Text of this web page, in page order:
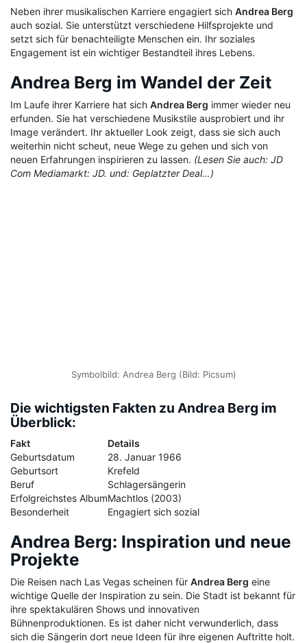
Neben ihrer musikalischen Karriere engagiert sich Andrea Berg
auch sozial. Sie unterstützt verschiedene Hilfsprojekte und
setzt sich für benachteiligte Menschen ein. Ihr soziales
Engagement ist ein wichtiger Bestandteil ihres Lebens.
Andrea Berg im Wandel der Zeit
Im Laufe ihrer Karriere hat sich Andrea Berg immer wieder neu
erfunden. Sie hat verschiedene Musikstile ausprobiert und ihr
Image verändert. Ihr aktueller Look zeigt, dass sie sich auch
weiterhin nicht scheut, neue Wege zu gehen und sich von
neuen Erfahrungen inspirieren zu lassen. (Lesen Sie auch: JD
Com Mediamarkt: JD. und: Geplatzter Deal…)
Symbolbild: Andrea Berg (Bild: Picsum)
Die wichtigsten Fakten zu Andrea Berg im
Überblick:
Fakt
Details
Geburtsdatum
28. Januar 1966
Geburtsort
Krefeld
Beruf
Schlagersängerin
Erfolgreichstes AlbumMachtlos (2003)
Besonderheit
Engagiert sich sozial
Andrea Berg: Inspiration und neue
Projekte
Die Reisen nach Las Vegas scheinen für Andrea Berg eine
wichtige Quelle der Inspiration zu sein. Die Stadt ist bekannt für
ihre spektakulären Shows und innovativen
Bühnenproduktionen. Es ist daher nicht verwunderlich, dass
sich die Sängerin dort neue Ideen für ihre eigenen Auftritte holt.